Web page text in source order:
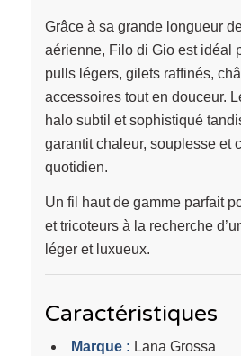
Grâce à sa grande longueur
aérienne, Filo di Gio est idéal
pulls légers, gilets raffinés,
accessoires tout en douceur.
halo subtil et sophistiqué
garantit chaleur, souplesse et
quotidien.
Un fil haut de gamme parfait
et tricoteurs à la recherche
léger et luxueux.
Caractéristiques
Marque : Lana Grossa